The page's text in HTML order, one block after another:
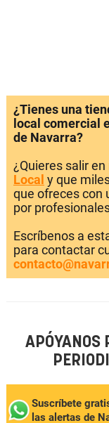
¿Tienes una
local comercial
de Navarra?
¿Quieres salir
Local y que
que ofreces con
por
Escríbenos a
para contactar
APÓYANOS
Suscríbete
las alertas de